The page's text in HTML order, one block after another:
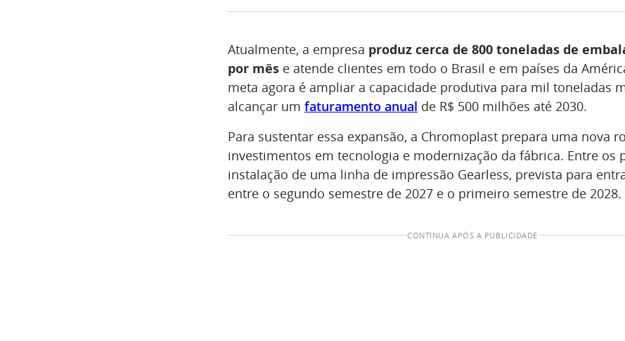
Atualmente, a empresa produz cerca de 800 toneladas de
por mês e atende clientes em todo o Brasil e em países da
meta agora é ampliar a capacidade produtiva para mil toneladas
alcançar um faturamento anual de R$ 500 milhões até 2030.
Para sustentar essa expansão, a Chromoplast prepara uma nova
investimentos em tecnologia e modernização da fábrica. Entre os
instalação de uma linha de impressão Gearless, prevista para
entre o segundo semestre de 2027 e o primeiro semestre de 2028.
CONTINUA APÓS A PUBLICIDADE